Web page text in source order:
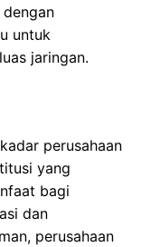
untuk
jaringan.
perusahaan
yang
bagi
dan
perusahaan